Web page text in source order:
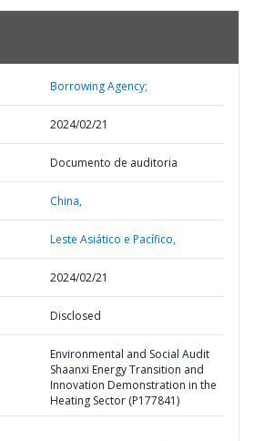
Borrowing Agency;
2024/02/21
Documento de auditoria
China,
Leste Asiático e Pacífico,
2024/02/21
Disclosed
Environmental and Social Audit
Shaanxi Energy Transition and
Innovation Demonstration in the
Heating Sector (P177841)